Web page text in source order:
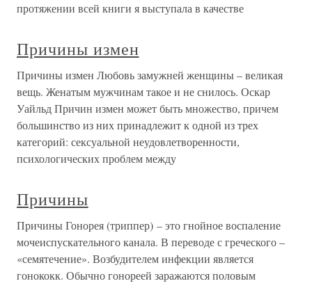
протяжении всей книги я выступала в качестве
Причины измен
Причины измен Любовь замужней женщины – великая
вещь. Женатым мужчинам такое и не снилось. Оскар
Уайльд Причин измен может быть множество, причем
большинство из них принадлежит к одной из трех
категорий: сексуальной неудовлетворенности,
психологических проблем между
Причины
Причины Гонорея (триппер) – это гнойное воспаление
мочеиспускательного канала. В переводе с греческого –
«семятечение». Возбудителем инфекции является
гонококк. Обычно гонореей заражаются половым